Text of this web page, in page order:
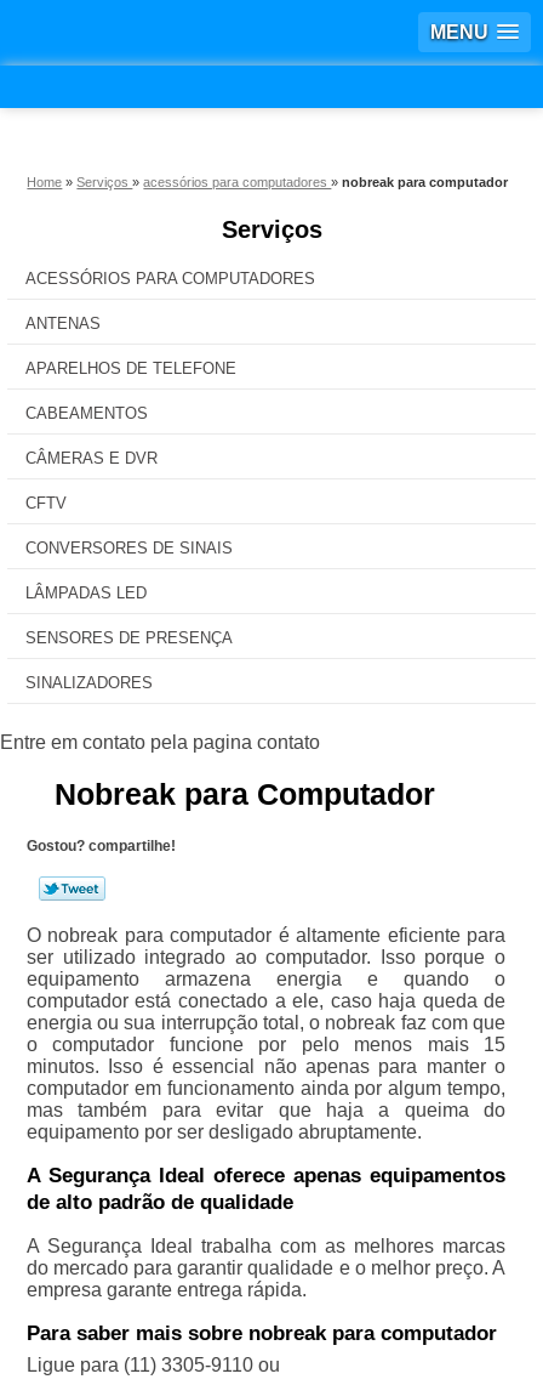
MENU
Home »Serviços»acessórios para computadores»nobreak para computador
Serviços
ACESSÓRIOS PARA COMPUTADORES
ANTENAS
APARELHOS DE TELEFONE
CABEAMENTOS
CÂMERAS E DVR
CFTV
CONVERSORES DE SINAIS
LÂMPADAS LED
SENSORES DE PRESENÇA
SINALIZADORES
Nobreak para Computador
Gostou? compartilhe!
O nobreak para computador é altamente eficiente para
ser utilizado integrado ao computador. Isso porque o
equipamento armazena energia e quando o
computador está conectado a ele, caso haja queda de
energia ou sua interrupção total, o nobreak faz com que
o computador funcione por pelo menos mais 15
minutos. Isso é essencial não apenas para manter o
computador em funcionamento ainda por algum tempo,
mas também para evitar que haja a queima do
equipamento por ser desligado abruptamente.
A Segurança Ideal oferece apenas equipamentos
de alto padrão de qualidade
A Segurança Ideal trabalha com as melhores marcas
do mercado para garantir qualidade e o melhor preço. A
empresa garante entrega rápida.
Para saber mais sobre nobreak para computador
Ligue para (11) 3305-9110ou